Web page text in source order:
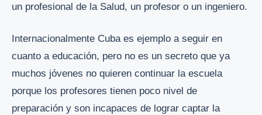
un profesional de la Salud, un profesor o un ingeniero.
Internacionalmente Cuba es ejemplo a seguir en
cuanto a educación, pero no es un secreto que ya
muchos jóvenes no quieren continuar la escuela
porque los profesores tienen poco nivel de
preparación y son incapaces de lograr captar la